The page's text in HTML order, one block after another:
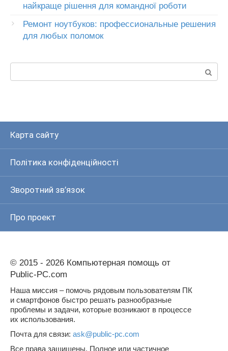
найкраще рішення для командної роботи
Ремонт ноутбуков: профессиональные решения
для любых поломок
Карта сайту
Політика конфіденційності
Зворотний зв’язок
Про проект
© 2015 - 2026 Компьютерная помощь от
Public-PC.com
Наша миссия – помочь рядовым пользователям ПК
и смартфонов быстро решать разнообразные
проблемы и задачи, которые возникают в процессе
их использования.
Почта для связи: ask@public-pc.com
Все права защищены. Полное или частичное